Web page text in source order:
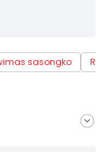
sasongko